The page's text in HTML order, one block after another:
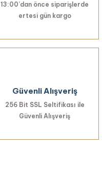
13:00’dan önce siparişlerde
ertesi gün kargo
Güvenli Alışveriş
256 Bit SSL Seltifikası ile
Güvenli Alışveriş